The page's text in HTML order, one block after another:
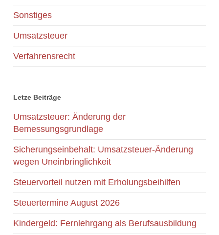
Sonstiges
Umsatzsteuer
Verfahrensrecht
Letze Beiträge
Umsatzsteuer: Änderung der
Bemessungsgrundlage
Sicherungseinbehalt: Umsatzsteuer-Änderung
wegen Uneinbringlichkeit
Steuervorteil nutzen mit Erholungsbeihilfen
Steuertermine August 2026
Kindergeld: Fernlehrgang als Berufsausbildung